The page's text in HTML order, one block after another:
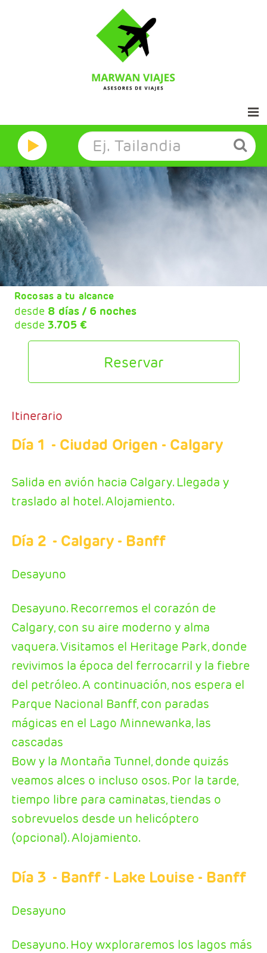
Inicio
Marwan Grandes Viajes
Contacto
Aviso legal
Rocosas a tu alcance
desde 8 días / 6 noches
desde 3.705 €
Reservar
Itinerario
Día 1 - Ciudad Origen - Calgary
Salida en avión hacia Calgary. Llegada y
traslado al hotel. Alojamiento.
Día 2 - Calgary - Banff
Desayuno
Desayuno. Recorremos el corazón de
Calgary, con su aire moderno y alma
vaquera. Visitamos el Heritage Park, donde
revivimos la época del ferrocarril y la fiebre
del petróleo. A continuación, nos espera el
Parque Nacional Banff, con paradas
mágicas en el Lago Minnewanka, las
cascadas
Bow y la Montaña Tunnel, donde quizás
veamos alces o incluso osos. Por la tarde,
tiempo libre para caminatas, tiendas o
sobrevuelos desde un helicóptero
(opcional). Alojamiento.
Día 3 - Banff - Lake Louise - Banff
Desayuno
Desayuno. Hoy wxploraremos los lagos más